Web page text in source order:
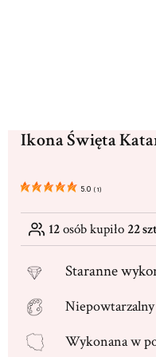
Ikona Święta
5.0 ( 1)
12osób kupiło 22
Staranne
Wykonana w